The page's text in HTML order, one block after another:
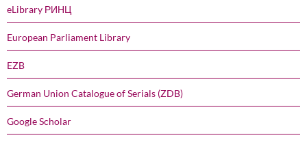
eLibrary РИНЦ
European Parliament Library
EZB
German Union Catalogue of Serials (ZDB)
Google Scholar